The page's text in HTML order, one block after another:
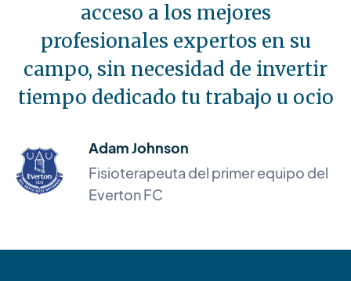
acceso a los mejores
profesionales expertos en su
campo, sin necesidad de invertir
tiempo dedicado tu trabajo u ocio
Adam Johnson
Fisioterapeuta del primer equipo del
Everton FC